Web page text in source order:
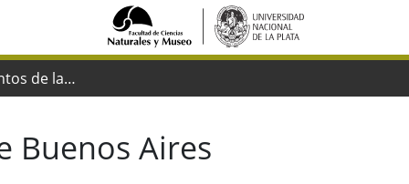
Mamíferos extintos de la Provincia de Buenos Aires
Buenos Aires